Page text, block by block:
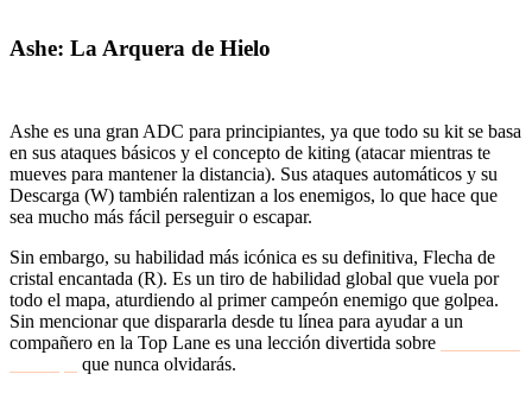
Ashe: La Arquera de Hielo
Ashe es una gran ADC para principiantes, ya que todo su kit se basa
en sus ataques básicos y el concepto de kiting (atacar mientras te
mueves para mantener la distancia). Sus ataques automáticos y su
Descarga (W) también ralentizan a los enemigos, lo que hace que
sea mucho más fácil perseguir o escapar.
Sin embargo, su habilidad más icónica es su definitiva, Flecha de
cristal encantada (R). Es un tiro de habilidad global que vuela por
todo el mapa, aturdiendo al primer campeón enemigo que golpea.
Sin mencionar que dispararla desde tu línea para ayudar a un
compañero en la Top Lane es una lección divertida sobre
que nunca olvidarás.